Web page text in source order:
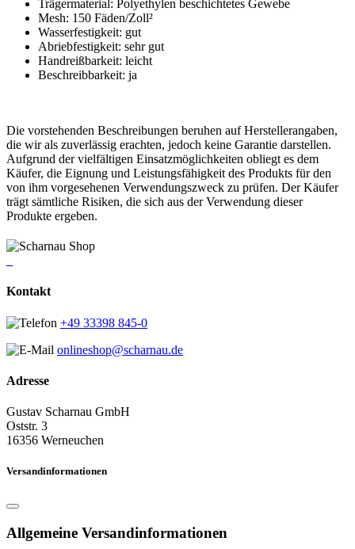
Trägermaterial: Polyethylen beschichtetes Gewebe
Mesh: 150 Fäden/Zoll²
Wasserfestigkeit: gut
Abriebfestigkeit: sehr gut
Handreißbarkeit: leicht
Beschreibbarkeit: ja
Die vorstehenden Beschreibungen beruhen auf Herstellerangaben,
die wir als zuverlässig erachten, jedoch keine Garantie darstellen.
Aufgrund der vielfältigen Einsatzmöglichkeiten obliegt es dem
Käufer, die Eignung und Leistungsfähigkeit des Produkts für den
von ihm vorgesehenen Verwendungszweck zu prüfen. Der Käufer
trägt sämtliche Risiken, die sich aus der Verwendung dieser
Produkte ergeben.
Kontakt
+49 33398 845-0
onlineshop@scharnau.de
Adresse
Gustav Scharnau GmbH
Oststr. 3
16356 Werneuchen
Versandinformationen
Allgemeine Versandinformationen